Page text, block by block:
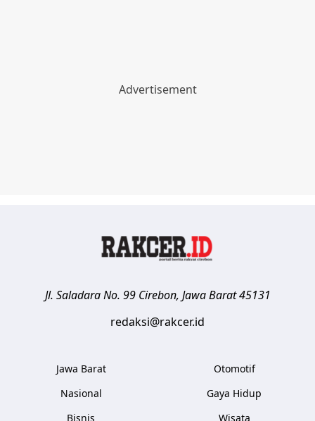
Jl. Saladara No. 99 Cirebon, Jawa Barat 45131
redaksi@rakcer.id
Jawa Barat
Nasional
Bisnis
Otomotif
Gaya Hidup
Wisata